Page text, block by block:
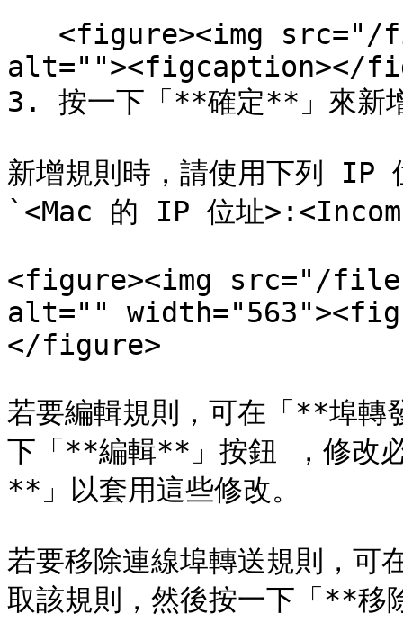
alt=""><figcaption></
3. 按一下「**確定**」來新
新增規則時，請使用下列 IP
`<Mac 的 IP 位址
<figure><img src="/
alt=""
</figure>
若要編輯規則，可在「**埠轉
下「**編輯**」按鈕 ，修改
**」以套用這些修改。
若要移除連線埠轉送規則，
取該規則，然後按一下「**